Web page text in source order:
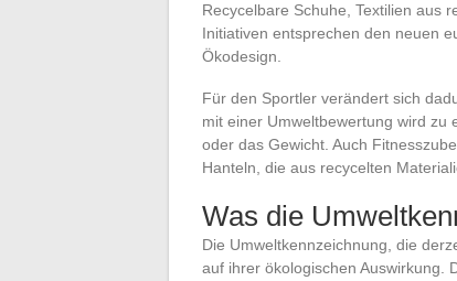
Recycelbare Schuhe, Textilien aus
Initiativen entsprechen den neuen
Ökodesign.
Für den Sportler verändert sich
mit einer Umweltbewertung wird zu
oder das Gewicht. Auch
Hanteln, die aus recycelten
Was die
Die Umweltkennzeichnung, die
auf ihrer ökologischen Auswirkung.